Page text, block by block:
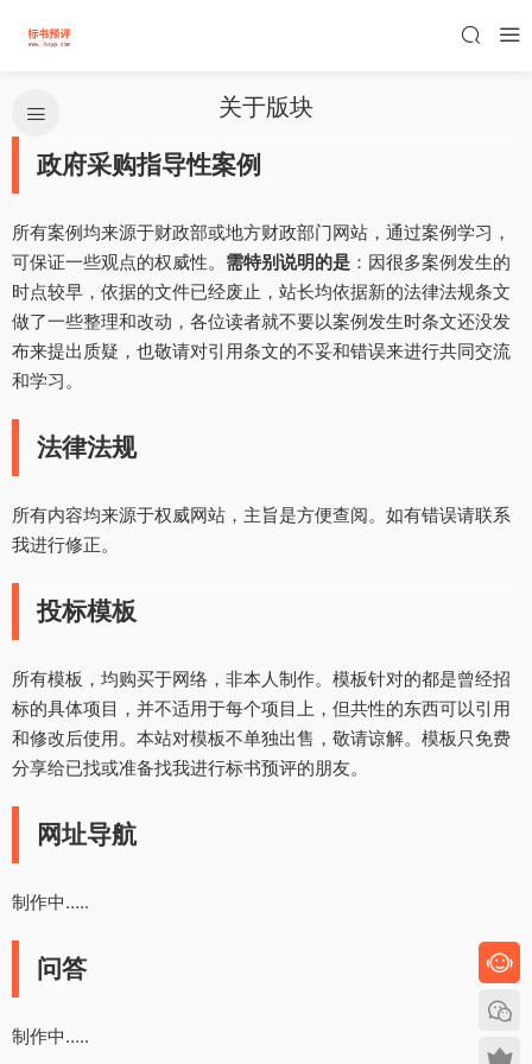
关于版块
政府采购指导性案例
所有案例均来源于财政部或地方财政部门网站，通过案例学习，
可保证一些观点的权威性。 需特别说明的是 ：因很多案例发生的
时点较早，依据的文件已经废止，站长均依据新的法律法规条文
做了一些整理和改动，各位读者就不要以案例发生时条文还没发
布来提出质疑，也敬请对引用条文的不妥和错误来进行共同交流
和学习。
法律法规
所有内容均来源于权威网站，主旨是方便查阅。如有错误请联系
我进行修正。
投标模板
所有模板，均购买于网络，非本人制作。模板针对的都是曾经招
标的具体项目，并不适用于每个项目上，但共性的东西可以引用
和修改后使用。本站对模板不单独出售，敬请谅解。模板只免费
分享给已找或准备找我进行标书预评的朋友。
网址导航
制作中…..
问答
制作中…..